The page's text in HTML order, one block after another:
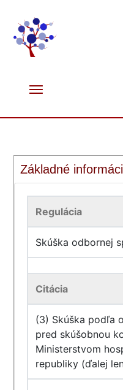
Základné
Regulácia
Skúška odbornej
Citácia
(3) Skúška podľa
pred skúšobnou
Ministerstvom
republiky (ďalej